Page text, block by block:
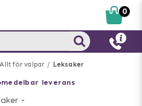
Allt för valpar Leksaker
leverans
-
0